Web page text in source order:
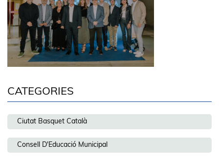
CATEGORIES
Ciutat Basquet Català
Consell D'Educació Municipal